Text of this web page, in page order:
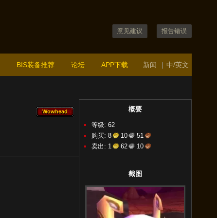
意见建议 报告错误
BIS装备推荐 论坛 APP下载 新闻 | 中/英文
概要
等级: 62
购买: 8 10
51
卖出: 1 62 10
截图
Wowhead
Wowhead